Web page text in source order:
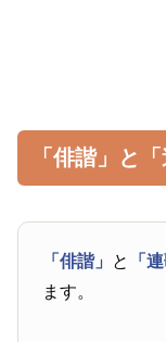
「俳諧」と
「俳諧」 と 「
ます。